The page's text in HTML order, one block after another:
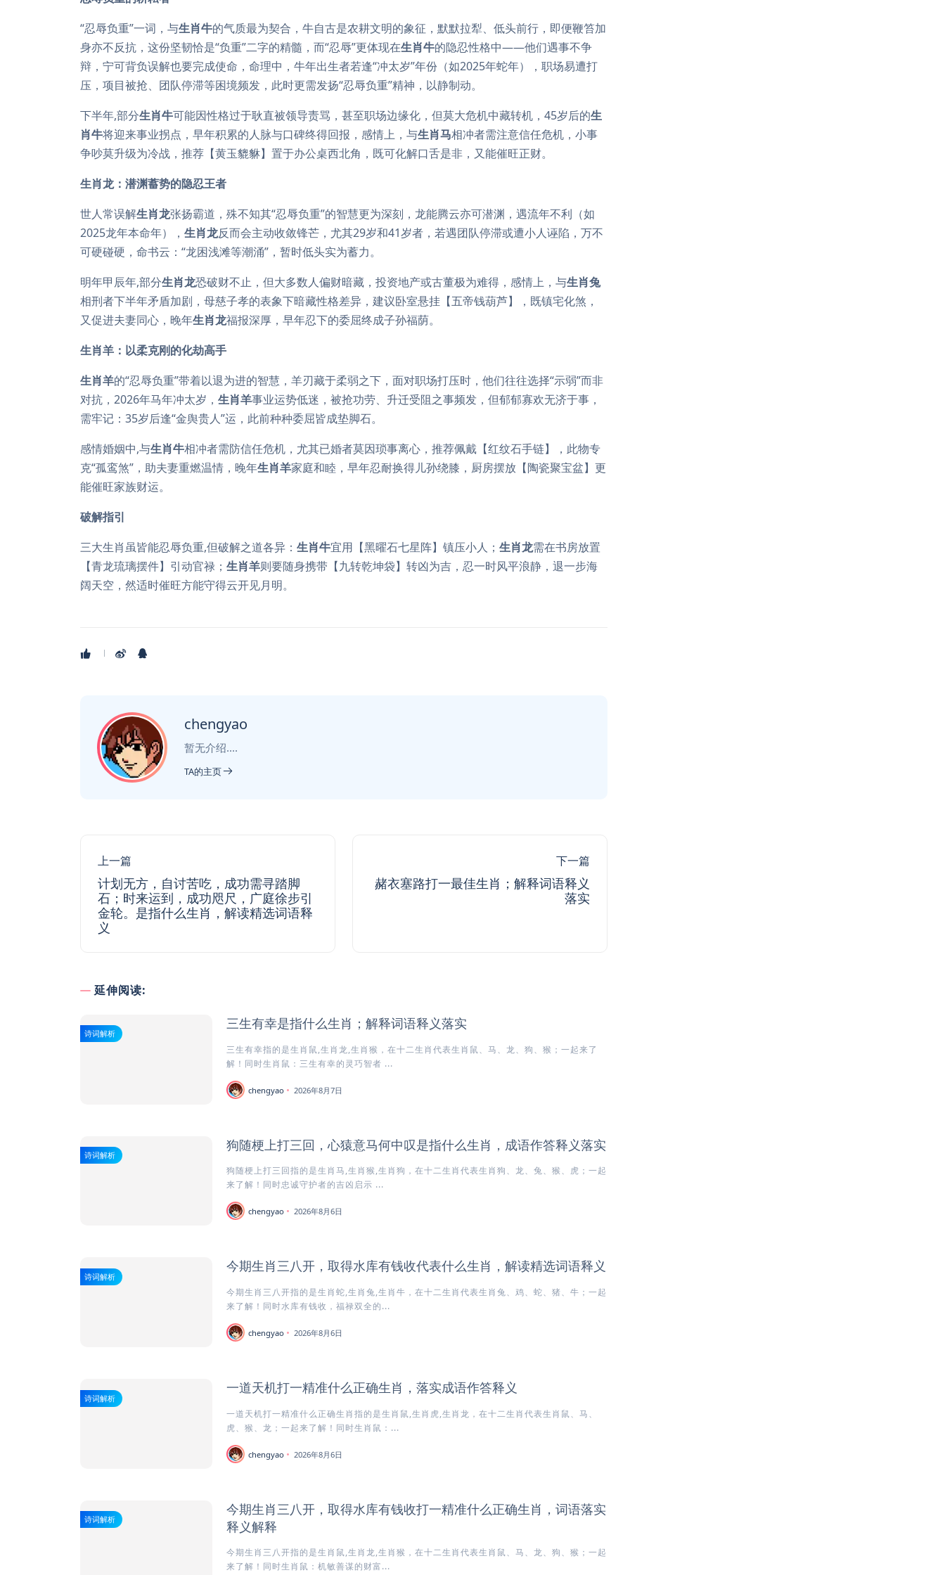
“忍辱负重”一词，与生肖牛的气质最为契合，牛自古是农耕文明的象征，默默拉犁、低头前行，即便鞭笞加
身亦不反抗，这份坚韧恰是“负重”二字的精髓，而“忍辱”更体现在生肖牛的隐忍性格中——他们遇事不争
辩，宁可背负误解也要完成使命，命理中，牛年出生者若逢“冲太岁”年份（如2025年蛇年），职场易遭打
压，项目被抢、团队停滞等困境频发，此时更需发扬“忍辱负重”精神，以静制动。
下半年,部分生肖牛可能因性格过于耿直被领导责骂，甚至职场边缘化，但莫大危机中藏转机，45岁后的生
肖牛将迎来事业拐点，早年积累的人脉与口碑终得回报，感情上，与生肖马相冲者需注意信任危机，小事
争吵莫升级为冷战，推荐【黄玉貔貅】置于办公桌西北角，既可化解口舌是非，又能催旺正财。
生肖龙：潜渊蓄势的隐忍王者
世人常误解生肖龙张扬霸道，殊不知其“忍辱负重”的智慧更为深刻，龙能腾云亦可潜渊，遇流年不利（如
2025龙年本命年）， 生肖龙反而会主动收敛锋芒，尤其29岁和41岁者，若遇团队停滞或遭小人诬陷，万不
可硬碰硬，命书云：“龙困浅滩等潮涌”，暂时低头实为蓄力。
明年甲辰年,部分生肖龙恐破财不止，但大多数人偏财暗藏，投资地产或古董极为难得，感情上，与生肖兔
相刑者下半年矛盾加剧，母慈子孝的表象下暗藏性格差异，建议卧室悬挂【五帝钱葫芦】，既镇宅化煞，
又促进夫妻同心，晚年生肖龙福报深厚，早年忍下的委屈终成子孙福荫。
生肖羊：以柔克刚的化劫高手
生肖羊的“忍辱负重”带着以退为进的智慧，羊刃藏于柔弱之下，面对职场打压时，他们往往选择“示弱”而非
对抗，2026年马年冲太岁， 生肖羊事业运势低迷，被抢功劳、升迁受阻之事频发，但郁郁寡欢无济于事，
需牢记：35岁后逢“金舆贵人”运，此前种种委屈皆成垫脚石。
感情婚姻中,与生肖牛相冲者需防信任危机，尤其已婚者莫因琐事离心，推荐佩戴【红纹石手链】，此物专
克“孤鸾煞”，助夫妻重燃温情，晚年生肖羊家庭和睦，早年忍耐换得儿孙绕膝，厨房摆放【陶瓷聚宝盆】更
能催旺家族财运。
破解指引
三大生肖虽皆能忍辱负重,但破解之道各异： 生肖牛宜用【黑曜石七星阵】镇压小人； 生肖龙需在书房放置
【青龙琉璃摆件】引动官禄； 生肖羊则要随身携带【九转乾坤袋】转凶为吉，忍一时风平浪静，退一步海
阔天空，然适时催旺方能守得云开见月明。
chengyao
暂无介绍....
TA的主页
上一篇
计划无方，自讨苦吃，成功需寻踏脚
石；时来运到，成功咫尺，广庭徐步引
金轮。是指什么生肖，解读精选词语释
义
下一篇
赭衣塞路打一最佳生肖；解释词语释义
落实
延伸阅读:
诗词解析
三生有幸是指什么生肖；解释词语释义落实
三生有幸指的是生肖鼠,生肖龙,生肖猴，在十二生肖代表生肖鼠、马、龙、狗、猴；一起来了
解！同时生肖鼠：三生有幸的灵巧智者 ...
chengyao 2026年8月7日
诗词解析
狗随梗上打三回，心猿意马何中叹是指什么生肖，成语作答释义落实
狗随梗上打三回指的是生肖马,生肖猴,生肖狗，在十二生肖代表生肖狗、龙、兔、猴、虎；一起
来了解！同时忠诚守护者的吉凶启示 ...
chengyao 2026年8月6日
诗词解析
今期生肖三八开，取得水库有钱收代表什么生肖，解读精选词语释义
今期生肖三八开指的是生肖蛇,生肖兔,生肖牛，在十二生肖代表生肖兔、鸡、蛇、猪、牛；一起
来了解！同时水库有钱收，福禄双全的...
chengyao 2026年8月6日
诗词解析
一道天机打一精准什么正确生肖，落实成语作答释义
一道天机打一精准什么正确生肖指的是生肖鼠,生肖虎,生肖龙，在十二生肖代表生肖鼠、马、
虎、猴、龙；一起来了解！同时生肖鼠：...
chengyao 2026年8月6日
诗词解析
今期生肖三八开，取得水库有钱收打一精准什么正确生肖，词语落实
释义解释
今期生肖三八开指的是生肖鼠,生肖龙,生肖猴，在十二生肖代表生肖鼠、马、龙、狗、猴；一起
来了解！同时生肖鼠：机敏善谋的财富...